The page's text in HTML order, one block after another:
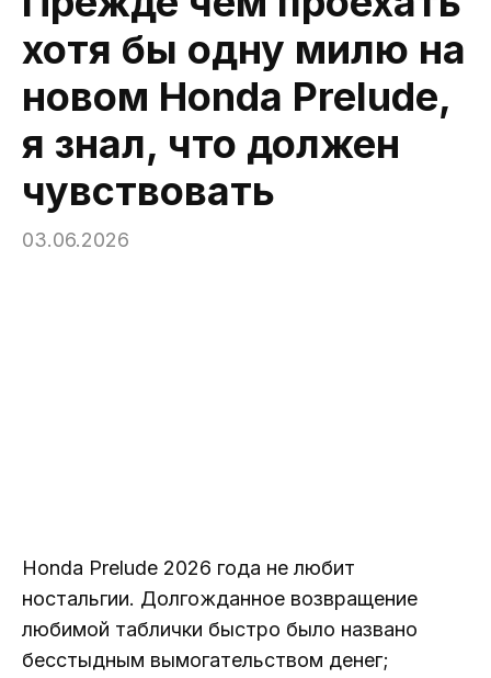
хотя бы одну милю на
новом Honda Prelude,
я знал, что должен
чувствовать
03.06.2026
Honda Prelude 2026 года не любит
ностальгии. Долгожданное возвращение
любимой таблички быстро было названо
бесстыдным вымогательством денег;